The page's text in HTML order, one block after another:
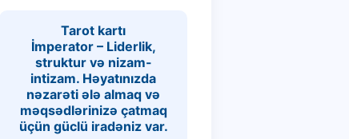
Tarot kartı
İmperator – Liderlik,
struktur və nizam-
intizam. Həyatınızda
nəzarəti ələ almaq və
məqsədlərinizə çatmaq
üçün güclü iradəniz var.